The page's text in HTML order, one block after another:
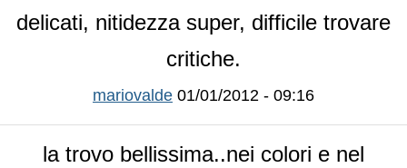
delicati, nitidezza super, difficile trovare
critiche.
mariovalde 01/01/2012 - 09:16
la trovo bellissima..nei colori e nel